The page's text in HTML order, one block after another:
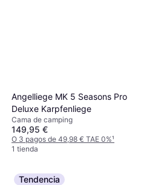
Angelliege MK 5 Seasons Pro
Deluxe Karpfenliege
Cama de camping
149,95 €
O 3 pagos de 49,98 € TAE 0%¹
1 tienda
Tendencia